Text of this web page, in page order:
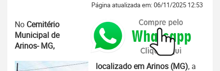
Página atualizada em: 06/11/2025 12:53
No Cemitério
Municipal de
Arinos- MG,
localizado em Arinos (MG), a